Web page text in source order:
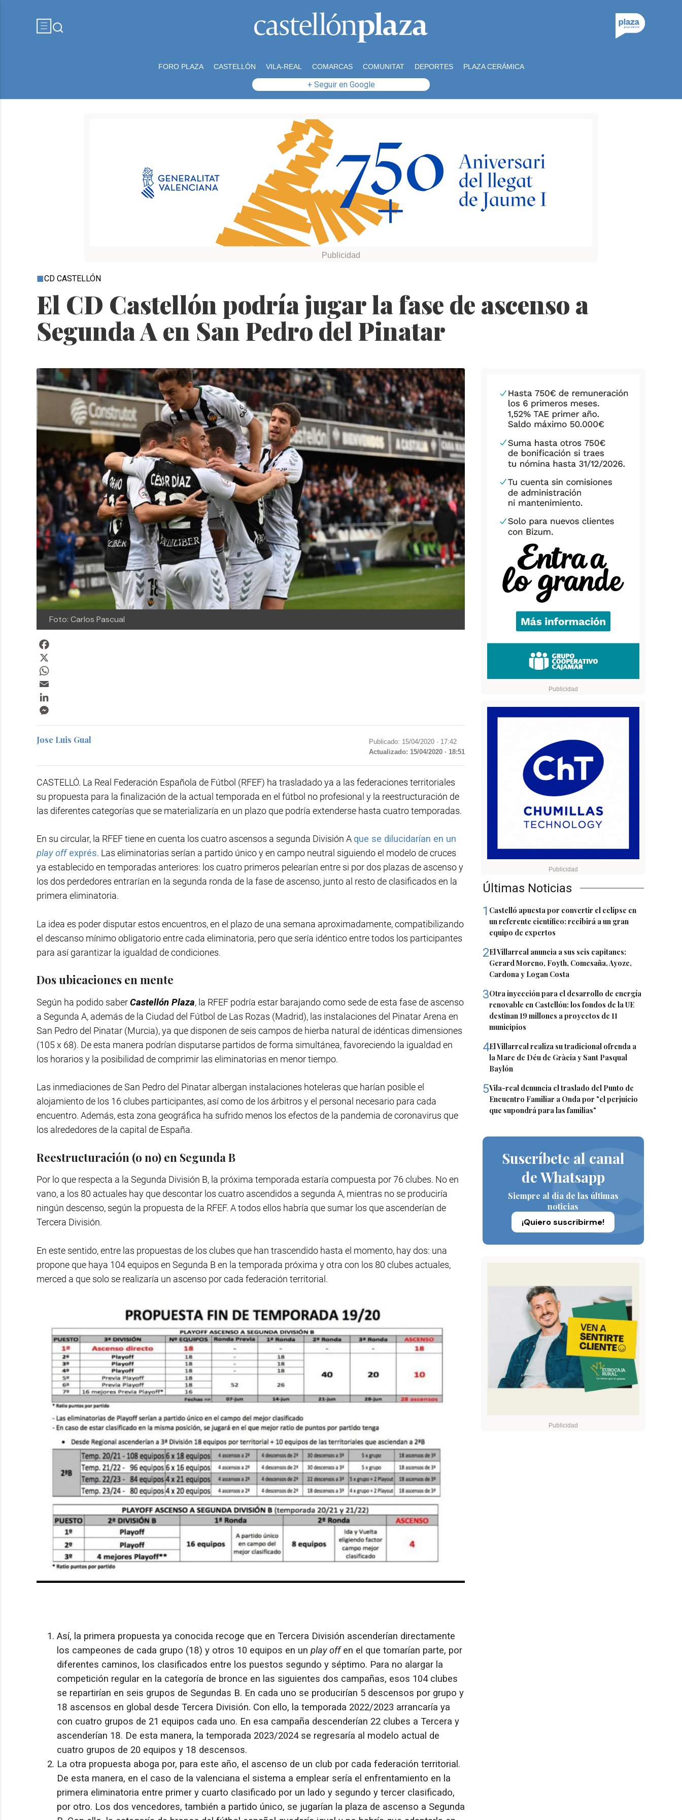
FORO PLAZA CASTELLÓN VILA-REAL COMARCAS COMUNITAT DEPORTES PLAZA CERÁMICA
+ Seguir en Google
El CD Castellón podría jugar la fase de ascenso a
Segunda A en San Pedro del Pinatar
CD CASTELLÓN
Foto: Carlos Pascual
Últimas Noticias
1 Castelló apuesta por convertir el eclipse en
un referente científico: recibirá a un gran
equipo de expertos
2El Villarreal anuncia a sus seis capitanes:
Gerard Moreno, Foyth, Comesaña, Ayoze,
Cardona y Logan Costa
3Otra inyección para el desarrollo de energía
renovable en Castellón: los fondos de la UE
destinan 19 millones a proyectos de 11
municipios
4El Villarreal realiza su tradicional ofrenda a
la Mare de Déu de Gràcia y Sant Pasqual
Baylón
5Vila-real denuncia el traslado del Punto de
Encuentro Familiar a Onda por "el perjuicio
que supondrá para las familias"
Suscríbete al canal
de Whatsapp
Siempre al día de las últimas
noticias
¡Quiero suscribirme!
Jose Luis Gual Publicado: 15/04/2020 · 17:42
Actualizado: 15/04/2020 · 18:51
CASTELLÓ. La Real Federación Española de Fútbol (RFEF) ha trasladado ya a las federaciones territoriales
su propuesta para la finalización de la actual temporada en el fútbol no profesional y la reestructuración de
las diferentes categorías que se materializaría en un plazo que podría extenderse hasta cuatro temporadas.
En su circular, la RFEF tiene en cuenta los cuatro ascensos a segunda División A que se dilucidarían en un
play offexprés. Las eliminatorias serían a partido único y en campo neutral siguiendo el modelo de cruces
ya establecido en temporadas anteriores: los cuatro primeros pelearían entre si por dos plazas de ascenso y
los dos perdedores entrarían en la segunda ronda de la fase de ascenso, junto al resto de clasificados en la
primera eliminatoria.
La idea es poder disputar estos encuentros, en el plazo de una semana aproximadamente, compatibilizando
el descanso mínimo obligatorio entre cada eliminatoria, pero que sería idéntico entre todos los participantes
para así garantizar la igualdad de condiciones.
Dos ubicaciones en mente
Según ha podido saberCastellón Plaza, la RFEF podría estar barajando como sede de esta fase de ascenso
a Segunda A, además de la Ciudad del Fútbol de Las Rozas (Madrid), las instalaciones del Pinatar Arena en
San Pedro del Pinatar (Murcia), ya que disponen de seis campos de hierba natural de idénticas dimensiones
(105 x 68). De esta manera podrían disputarse partidos de forma simultánea, favoreciendo la igualdad en
los horarios y la posibilidad de comprimir las eliminatorias en menor tiempo.
Las inmediaciones de San Pedro del Pinatar albergan instalaciones hoteleras que harían posible el
alojamiento de los 16 clubes participantes, así como de los árbitros y el personal necesario para cada
encuentro. Además, esta zona geográfica ha sufrido menos los efectos de la pandemia de coronavirus que
los alrededores de la capital de España.
Reestructuración (o no) en Segunda B
Por lo que respecta a la Segunda División B, la próxima temporada estaría compuesta por 76 clubes. No en
vano, a los 80 actuales hay que descontar los cuatro ascendidos a segunda A, mientras no se produciría
ningún descenso, según la propuesta de la RFEF. A todos ellos habría que sumar los que ascenderían de
Tercera División.
En este sentido, entre las propuestas de los clubes que han trascendido hasta el momento, hay dos: una
propone que haya 104 equipos en Segunda B en la temporada próxima y otra con los 80 clubes actuales,
merced a que solo se realizaría un ascenso por cada federación territorial.
Así, la primera propuesta ya conocida recoge que en Tercera División ascenderían directamente
los campeones de cada grupo (18) y otros 10 equipos en un play offen el que tomarían parte, por
diferentes caminos, los clasificados entre los puestos segundo y séptimo. Para no alargar la
competición regular en la categoría de bronce en las siguientes dos campañas, esos 104 clubes
se repartirían en seis grupos de Segundas B. En cada uno se producirían 5 descensos por grupo y
18 ascensos en global desde Tercera División. Con ello, la temporada 2022/2023 arrancaría ya
con cuatro grupos de 21 equipos cada uno. En esa campaña descenderían 22 clubes a Tercera y
ascenderían 18. De esta manera, la temporada 2023/2024 se regresaría al modelo actual de
cuatro grupos de 20 equipos y 18 descensos.
La otra propuesta aboga por, para este año, el ascenso de un club por cada federación territorial.
De esta manera, en el caso de la valenciana el sistema a emplear sería el enfrentamiento en la
primera eliminatoria entre primer y cuarto clasificado por un lado y segundo y tercer clasificado,
por otro. Los dos vencedores, también a partido único, se jugarían la plaza de ascenso a Segunda